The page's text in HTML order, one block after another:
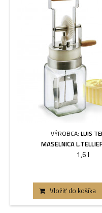
VÝROBCA: LUIS
MASELNICA
1,6 l
Vložiť do košíka